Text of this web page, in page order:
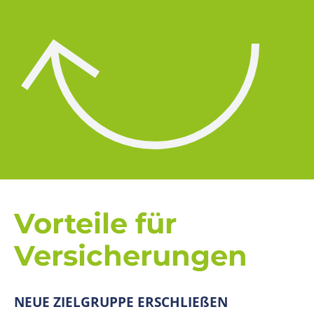
Vorteile für
Versicherungen
NEUE ZIELGRUPPE ERSCHLIEßEN